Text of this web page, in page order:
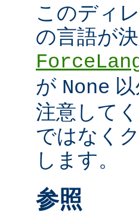
このディ
の言語が
が None
注意して
ではなく
します。
参照